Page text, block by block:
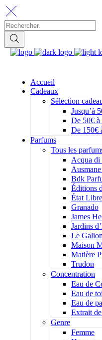
Accueil
Cadeaux
Sélection
Jusqu’à
De 50€ à
De 150€
Parfums
Tous les
Acqua di
Bdk
Éditions
État
Granado
James
Jardins
Le Galion
Maison
Matière
Trudon
Concentration
Eau de
Eau de
Eau de
Extrait
Genre
Femme